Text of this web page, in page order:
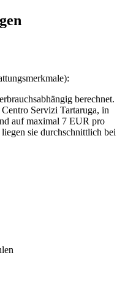
berechnet.
Servizi Tartaruga, in
auf maximal 7 EUR pro
sie durchschnittlich bei